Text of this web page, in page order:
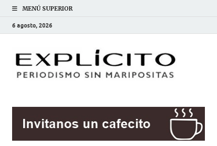
MENÚ SUPERIOR
6 agosto, 2026